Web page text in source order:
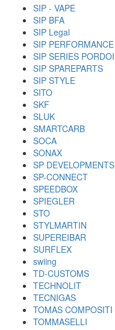
SIP - VAPE
SIP BFA
SIP Legal
SIP PERFORMANCE
SIP SERIES PORDOI
SIP SPAREPARTS
SIP STYLE
SITO
SKF
SLUK
SMARTCARB
SOCA
SONAX
SP DEVELOPMENTS
SP-CONNECT
SPEEDBOX
SPIEGLER
STO
STYLMARTIN
SUPEREIBAR
SURFLEX
swiing
TD-CUSTOMS
TECHNOLIT
TECNIGAS
TOMAS COMPOSITI
TOMMASELLI